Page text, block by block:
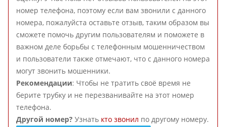
номер телефона, поэтому если вам звонили с данного
номера, пожалуйста оставьте отзыв, таким образом вы
сможете помочь другим пользователям и поможете в
важном деле борьбы с телефонным мошенничеством
и пользователи также отмечают, что с данного номера
могут звонить мошенники.
Рекомендации: Чтобы не тратить своё время не
берите трубку и не перезванивайте на этот номер
телефона.
Другой номер? Узнать кто звонил по другому номеру.